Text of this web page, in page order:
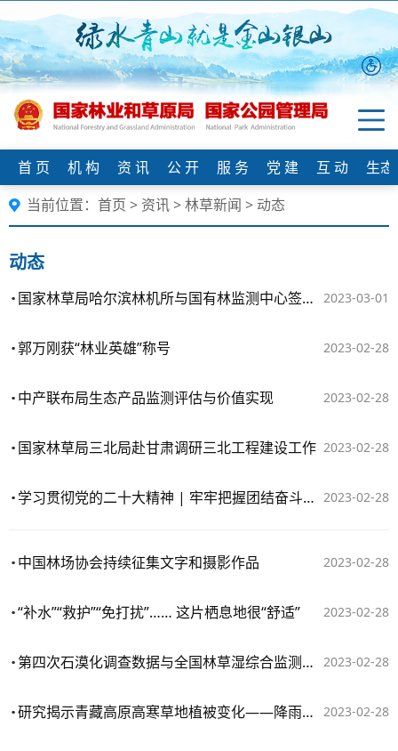
首 页 机 构 资 讯 公 开 服 务 党 建 互 动
生
当前位置： 首页 > 资讯>林草新闻 > 动态
动态
2023-03-01
国家林草局哈尔滨林机所与国有林监测中心签署战略合作框架协议
2023-02-28
郭万刚获“林业英雄”称号
2023-02-28
中产联布局生态产品监测评估与价值实现
2023-02-28
国家林草局三北局赴甘肃调研三北工程建设工作
2023-02-28
学习贯彻党的二十大精神 | 牢牢把握团结奋斗的时代要求
2023-02-28
中国林场协会持续征集文字和摄影作品
2023-02-28
“补水”“救护”“免打扰”…… 这片栖息地很“舒适”
2023-02-28
第四次石漠化调查数据与全国林草湿综合监测数据融合工作基本完成
2023-02-28
研究揭示青藏高原高寒草地植被变化——降雨增加导致返青提前、枯黄推迟